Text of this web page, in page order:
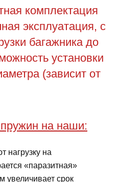
комплектация
эксплуатация, с
багажника до
установки
(зависит от
на наши:
нагрузку на
«паразитная»
увеличивает срок